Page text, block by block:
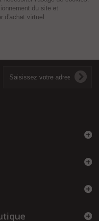
du site et
d'achat virtuel.